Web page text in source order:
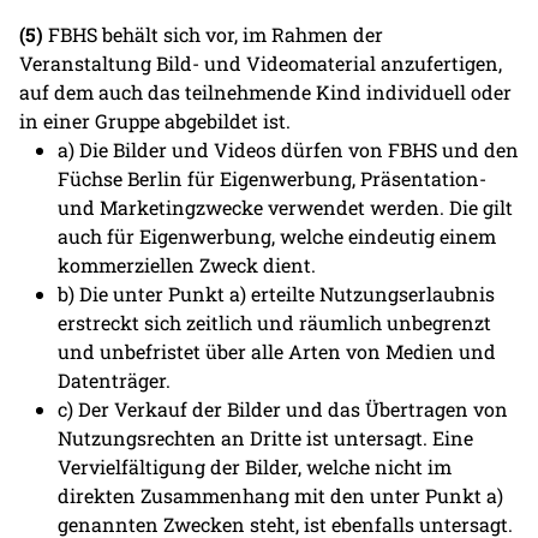
(5) FBHS behält sich vor, im Rahmen der
Veranstaltung Bild- und Videomaterial anzufertigen,
auf dem auch das teilnehmende Kind individuell oder
in einer Gruppe abgebildet ist.
a) Die Bilder und Videos dürfen von FBHS und den
Füchse Berlin für Eigenwerbung, Präsentation-
und Marketingzwecke verwendet werden. Die gilt
auch für Eigenwerbung, welche eindeutig einem
kommerziellen Zweck dient.
b) Die unter Punkt a) erteilte Nutzungserlaubnis
erstreckt sich zeitlich und räumlich unbegrenzt
und unbefristet über alle Arten von Medien und
Datenträger.
c) Der Verkauf der Bilder und das Übertragen von
Nutzungsrechten an Dritte ist untersagt. Eine
Vervielfältigung der Bilder, welche nicht im
direkten Zusammenhang mit den unter Punkt a)
genannten Zwecken steht, ist ebenfalls untersagt.